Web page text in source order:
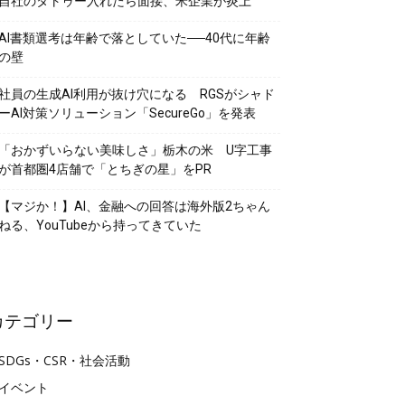
書類選考は年齢で落としていた──40代に年齢
壁
員の生成AI利用が抜け穴になる RGSがシャド
AI対策ソリューション「SecureGo」を発表
おかずいらない美味しさ」栃木の米 U字工事
首都圏4店舗で「とちぎの星」をPR
マジか！】AI、金融への回答は海外版2ちゃん
る、YouTubeから持ってきていた
テゴリー
・CSR・社会活動
ベント